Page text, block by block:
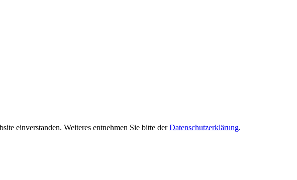
einverstanden. Weiteres entnehmen Sie bitte derDatenschutzerklärung.